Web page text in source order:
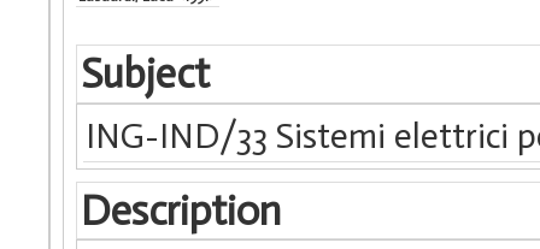
Subject
ING-IND/33 Sistemi elettrici
Description